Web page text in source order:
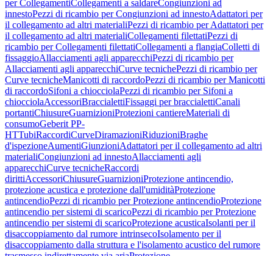
per CollegamentiCollegamenti a saldareCongiunzioni ad
innestoPezzi di ricambio per Congiunzioni ad innestoAdattatori per
il collegamento ad altri materialiPezzi di ricambio per Adattatori per
il collegamento ad altri materialiCollegamenti filettatiPezzi di
ricambio per Collegamenti filettatiCollegamenti a flangiaColletti di
fissaggioAllacciamenti agli apparecchiPezzi di ricambio per
Allacciamenti agli apparecchiCurve tecnichePezzi di ricambio per
Curve tecnicheManicotti di raccordoPezzi di ricambio per Manicotti
di raccordoSifoni a chiocciolaPezzi di ricambio per Sifoni a
chiocciolaAccessoriBraccialettiFissaggi per braccialettiCanali
portantiChiusureGuarnizioniProtezioni cantiereMateriali di
consumoGeberit PP-
HTTubiRaccordiCurveDiramazioniRiduzioniBraghe
d'ispezioneAumentiGiunzioniAdattatori per il collegamento ad altri
materialiCongiunzioni ad innestoAllacciamenti agli
apparecchiCurve tecnicheRaccordi
dirittiAccessoriChiusureGuarnizioniProtezione antincendio,
protezione acustica e protezione dall'umiditàProtezione
antincendioPezzi di ricambio per Protezione antincendioProtezione
antincendio per sistemi di scaricoPezzi di ricambio per Protezione
antincendio per sistemi di scaricoProtezione acusticaIsolanti per il
disaccoppiamento dal rumore intrinsecoIsolamento per il
disaccoppiamento dalla struttura e l'isolamento acustico del rumore